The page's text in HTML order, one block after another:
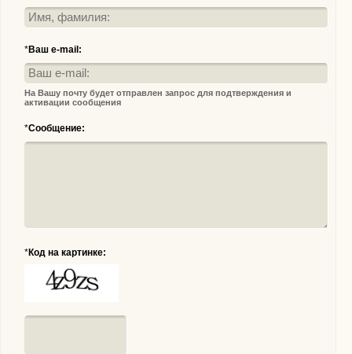
*Ваш e-mail:
На Вашу почту будет отправлен запрос для подтверждения и
активации сообщения
*Сообщение:
*Код на картинке: